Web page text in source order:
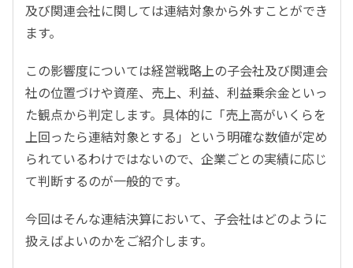
及び関連会社に関しては連結対象から外すことができ
ます。
この影響度については経営戦略上の子会社及び関連会
社の位置づけや資産、売上、利益、利益乗余金といっ
た観点から判定します。具体的に「売上高がいくらを
上回ったら連結対象とする」という明確な数値が定め
られているわけではないので、企業ごとの実績に応じ
て判断するのが一般的です。
今回はそんな連結決算において、子会社はどのように
扱えばよいのかをご紹介します。